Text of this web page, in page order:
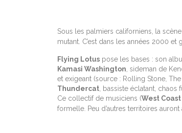
Sous les palmiers californiens, la
mutant. C’est dans les années 2000
Flying Lotus pose les bases : son
Kamasi Washington , sideman de
et exigeant (source : Rolling Stone, The
Thundercat , bassiste éclatant,
Ce collectif de musiciens (West
formelle. Peu d’autres territoires